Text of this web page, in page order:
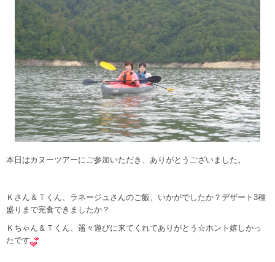
本日はカヌーツアーにご参加いただき、ありがとうございました。
Ｋさん＆Ｔくん、ラネージュさんのご飯、いかがでしたか？デザート3種
盛りまで完食できましたか？
Ｋちゃん＆Ｔくん、遥々遊びに来てくれてありがとう☆ホント嬉しかっ
たです